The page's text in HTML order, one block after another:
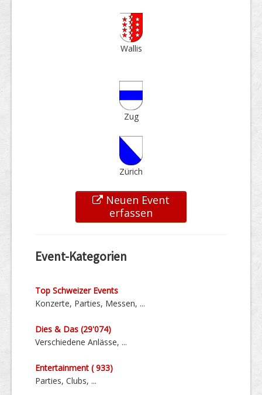
Wallis
Zug
Zürich
Neuen Event
erfassen
Event-Kategorien
Top Schweizer Events
Konzerte, Parties, Messen, ...
Dies & Das (29'074)
Verschiedene Anlässe, ...
Entertainment ( 933)
Parties, Clubs, ...